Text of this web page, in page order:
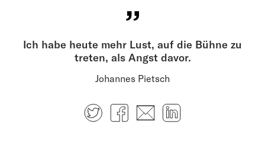
Ich habe heute mehr Lust, auf die Bühne zu
treten, als Angst davor.
Johannes Pietsch
TwitterFacebook
E-mail